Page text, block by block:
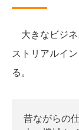
大きなビジ
ストリアルイ
る。
昔ながらの